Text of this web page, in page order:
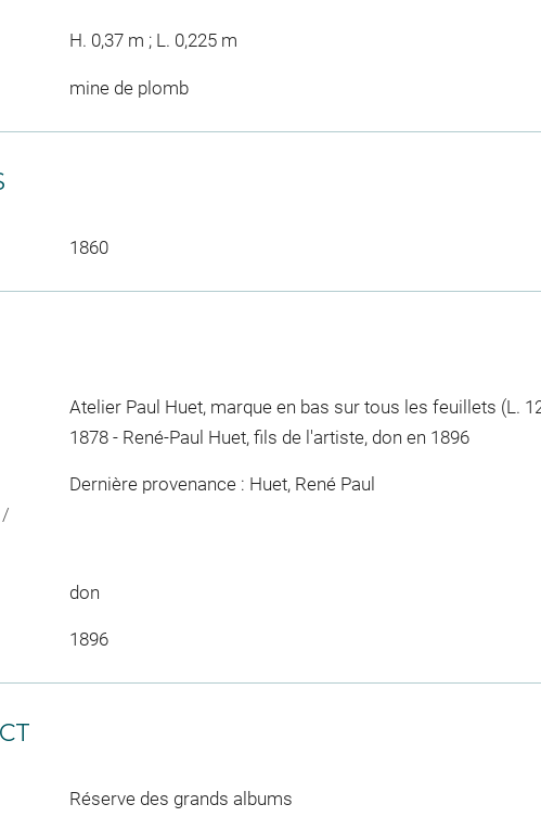
H. 0,37 m ; L. 0,225 m
mine de plomb
1860
Atelier Paul Huet, marque en bas sur tous les feuillets (L.
1878 - René-Paul Huet, fils de l'artiste, don en 1896
/
Dernière provenance : Huet, René Paul
don
1896
Réserve des grands albums